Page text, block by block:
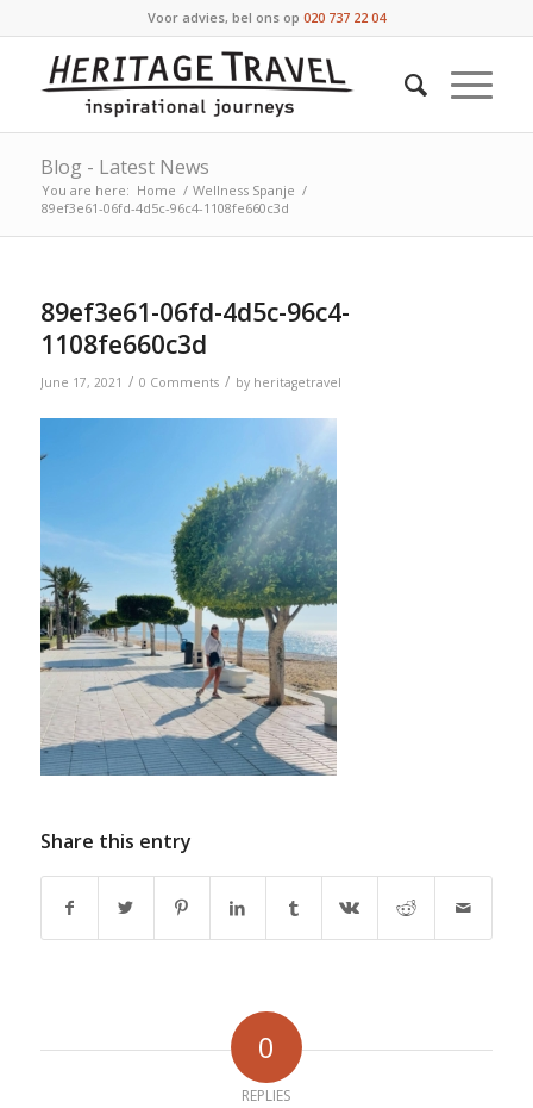
Voor advies, bel ons op 020 737 22 04
Blog - Latest News
You are here: Home / Wellness Spanje /
89ef3e61-06fd-4d5c-96c4-1108fe660c3d
89ef3e61-06fd-4d5c-96c4-
1108fe660c3d
June 17, 2021 / 0 Comments / by heritagetravel
Share this entry
0
REPLIES